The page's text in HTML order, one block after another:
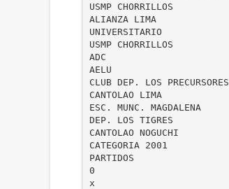
USMP CHORRILLOS
ALIANZA LIMA
UNIVERSITARIO
USMP CHORRILLOS
ADC
AELU
CLUB DEP. LOS PRECURSORES
CANTOLAO LIMA
ESC. MUNC. MAGDALENA
DEP. LOS TIGRES
CANTOLAO NOGUCHI
CATEGORIA 2001
PARTIDOS
0
x